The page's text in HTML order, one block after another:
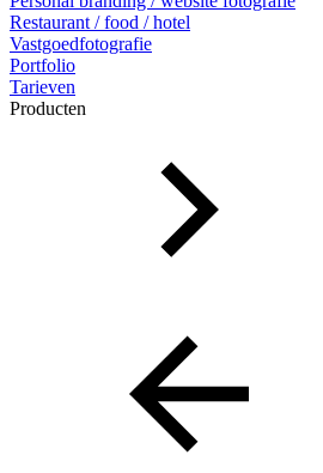
Restaurant / food / hotel
Vastgoedfotografie
Portfolio
Tarieven
Producten